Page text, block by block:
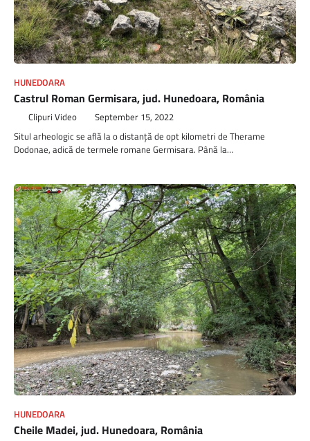
HUNEDOARA
Castrul Roman Germisara, jud. Hunedoara, România
Clipuri Video September 15, 2022
Situl arheologic se află la o distanţă de opt kilometri de Therame
Dodonae, adică de termele romane Germisara. Până la…
HUNEDOARA
Cheile Madei, jud. Hunedoara, România